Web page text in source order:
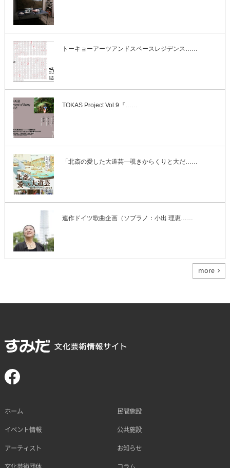
トーキョーアーツアンドスペースレジデンス……
TOKAS Project Vol.9『……
「北斎の愛した大道芸―覗きからくりと大だ……
連作ドイツ歌曲企画（ソプラノ：小出 理恵……
more
ホーム
イベント情報
アーティスト
民間施設
公共施設
お知らせ